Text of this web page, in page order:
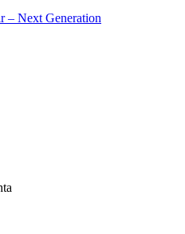
– Next Generation